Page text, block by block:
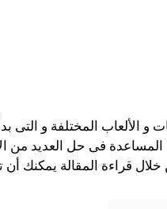
و الألعاب المختلفة و التى
فى حل العديد من
قراءة المقالة يمكنك أن